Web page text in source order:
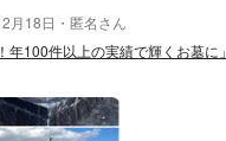
月18日・匿名さん
年100件以上の実績で輝くお墓に」